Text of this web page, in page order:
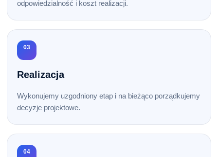
odpowiedzialność i koszt realizacji.
03
Realizacja
Wykonujemy uzgodniony etap i na bieżąco porządkujemy
decyzje projektowe.
04